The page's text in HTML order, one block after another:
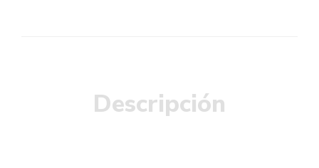
Descripción